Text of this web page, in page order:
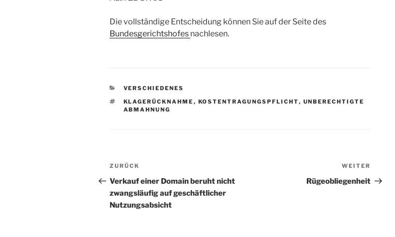
Die vollständige Entscheidung können Sie auf der Seite des
Bundesgerichtshofes nachlesen.
KATEGORIEN
VERSCHIEDENES
SCHLAGWÖRTER
KLAGERÜCKNAHME , KOSTENTRAGUNGSPFLICHT, UNBERECHTIGTE
ABMAHNUNG
Beitragsnavigation
Vorheriger
Beitrag
ZURÜCK
Verkauf einer Domain beruht nicht
zwangsläufig auf geschäftlicher
Nutzungsabsicht
Beitrag
WEITER
Rügeobliegenheit